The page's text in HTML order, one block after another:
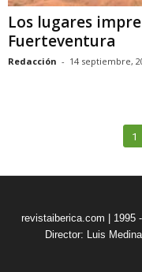
Los lugares
Fuerteventura
Redacción - 14 septiembre,
1
revistaiberica.com | 1995
Director: Luis Medina